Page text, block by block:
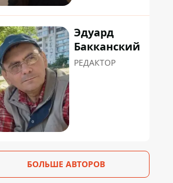
Эдуард
Бакканский
РЕДАКТОР
БОЛЬШЕ АВТОРОВ